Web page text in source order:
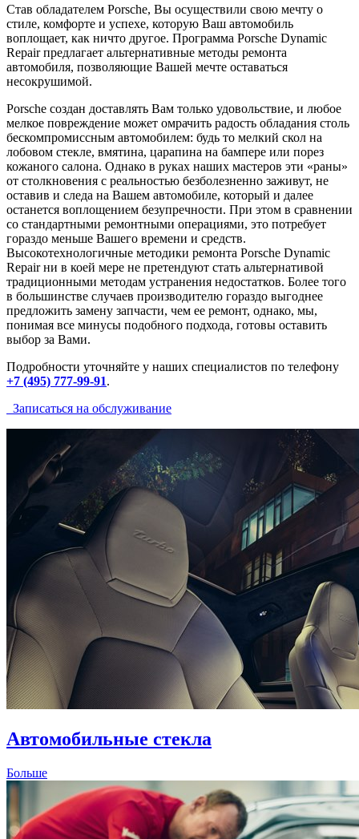
Став обладателем Porsche, Вы осуществили свою мечту о
стиле, комфорте и успехе, которую Ваш автомобиль
воплощает, как ничто другое. Программа Porsche Dynamic
Repair предлагает альтернативные методы ремонта
автомобиля, позволяющие Вашей мечте оставаться
несокрушимой.
Porsche создан доставлять Вам только удовольствие, и любое
мелкое повреждение может омрачить радость обладания столь
бескомпромиссным автомобилем: будь то мелкий скол на
лобовом стекле, вмятина, царапина на бампере или порез
кожаного салона. Однако в руках наших мастеров эти «раны»
от столкновения с реальностью безболезненно заживут, не
оставив и следа на Вашем автомобиле, который и далее
останется воплощением безупречности. При этом в сравнении
со стандартными ремонтными операциями, это потребует
гораздо меньше Вашего времени и средств.
Высокотехнологичные методики ремонта Porsche Dynamic
Repair ни в коей мере не претендуют стать альтернативой
традиционными методам устранения недостатков. Более того
в большинстве случаев производителю гораздо выгоднее
предложить замену запчасти, чем ее ремонт, однако, мы,
понимая все минусы подобного подхода, готовы оставить
выбор за Вами.
Подробности уточняйте у наших специалистов по телефону
+7 (495) 777-99-91.
Записаться на обслуживание
Автомобильные стекла
Больше